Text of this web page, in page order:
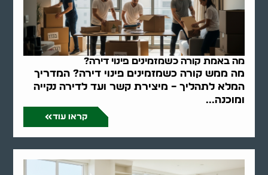
מה באמת קורה כשמזמינים פינוי דירה?
מה ממש קורה כשמזמינים פינוי דירה? המדריך
המלא לתהליך – מיצירת קשר ועד לדירה נקייה
ומוכנה...
קראו עוד